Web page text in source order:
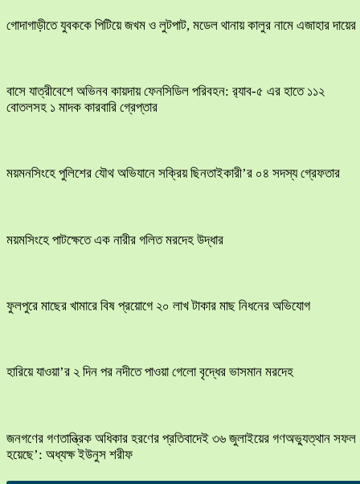
​গোদাগাড়ীতে যুবককে পিটিয়ে জখম ও লুটপাট, মডেল থানায় কালুর নামে এজাহার দায়ের
বাসে যাত্রীবেশে অভিনব কায়দায় ফেনসিডিল পরিবহন: র‍্যাব-৫ এর হাতে ১১২
বোতলসহ ১ মাদক কারবারি গ্রেপ্তার
ময়মনসিংহে পুলিশের যৌথ অভিযানে সক্রিয় ছিনতাইকারী’র ০৪ সদস্য গ্রেফতার
ময়মসিংহে পাটক্ষেতে এক নারীর গলিত মরদেহ উদ্ধার
ফুলপুরে মাছের খামারে বিষ প্রয়োগে ২০ লাখ টাকার মাছ নিধনের অভিযোগ
হারিয়ে যাওয়া’র ২ দিন পর নদীতে পাওয়া গেলো বৃদ্ধের ভাসমান মরদেহ
জনগণের গণতান্ত্রিক অধিকার হরণের প্রতিবাদেই ৩৬ জুলাইয়ের গণঅভ্যুত্থান সফল
হয়েছে’: অধ্যক্ষ ইউনুস শরীফ